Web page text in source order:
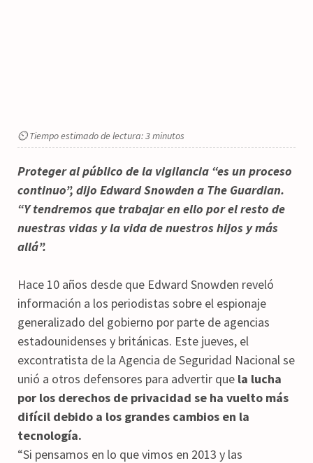
⏲ Tiempo estimado de lectura: 3 minutos
Proteger al público de la vigilancia “es un proceso
continuo”, dijo Edward Snowden a The Guardian.
“Y tendremos que trabajar en ello por el resto de
nuestras vidas y la vida de nuestros hijos y más
allá”.
Hace 10 años desde que Edward Snowden reveló
información a los periodistas sobre el espionaje
generalizado del gobierno por parte de agencias
estadounidenses y británicas. Este jueves, el
excontratista de la Agencia de Seguridad Nacional se
unió a otros defensores para advertir que la lucha
por los derechos de privacidad se ha vuelto más
difícil debido a los grandes cambios en la
tecnología.
“Si pensamos en lo que vimos en 2013 y las